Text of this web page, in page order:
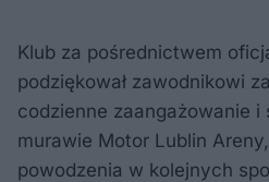
Klub za pośrednictwem
podziękował zawodnikowi
codzienne zaangażowanie i
murawie Motor Lublin
powodzenia w kolejnych